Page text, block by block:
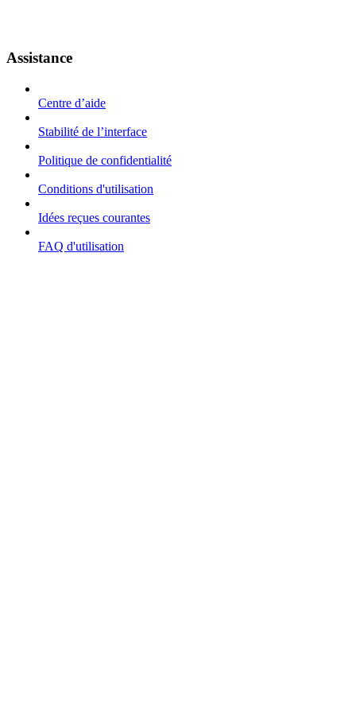
Assistance
Centre d’aide
Stabilité de l’interface
Politique de confidentialité
Conditions d'utilisation
Idées reçues courantes
FAQ d'utilisation